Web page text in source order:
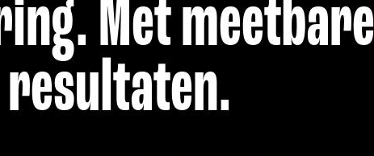
Met meetbare
resultaten.